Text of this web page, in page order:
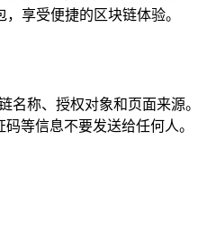
享受便捷的区块链体验。
名称、授权对象和页面来源。
等信息不要发送给任何人。